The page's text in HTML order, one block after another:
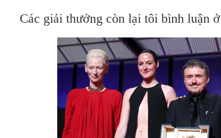
Các giải thưởng còn lại tôi bình luận